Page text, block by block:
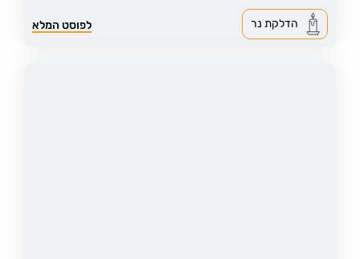
לפוסט המלא הדלקת נר